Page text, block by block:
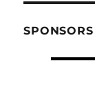
SPONSORS